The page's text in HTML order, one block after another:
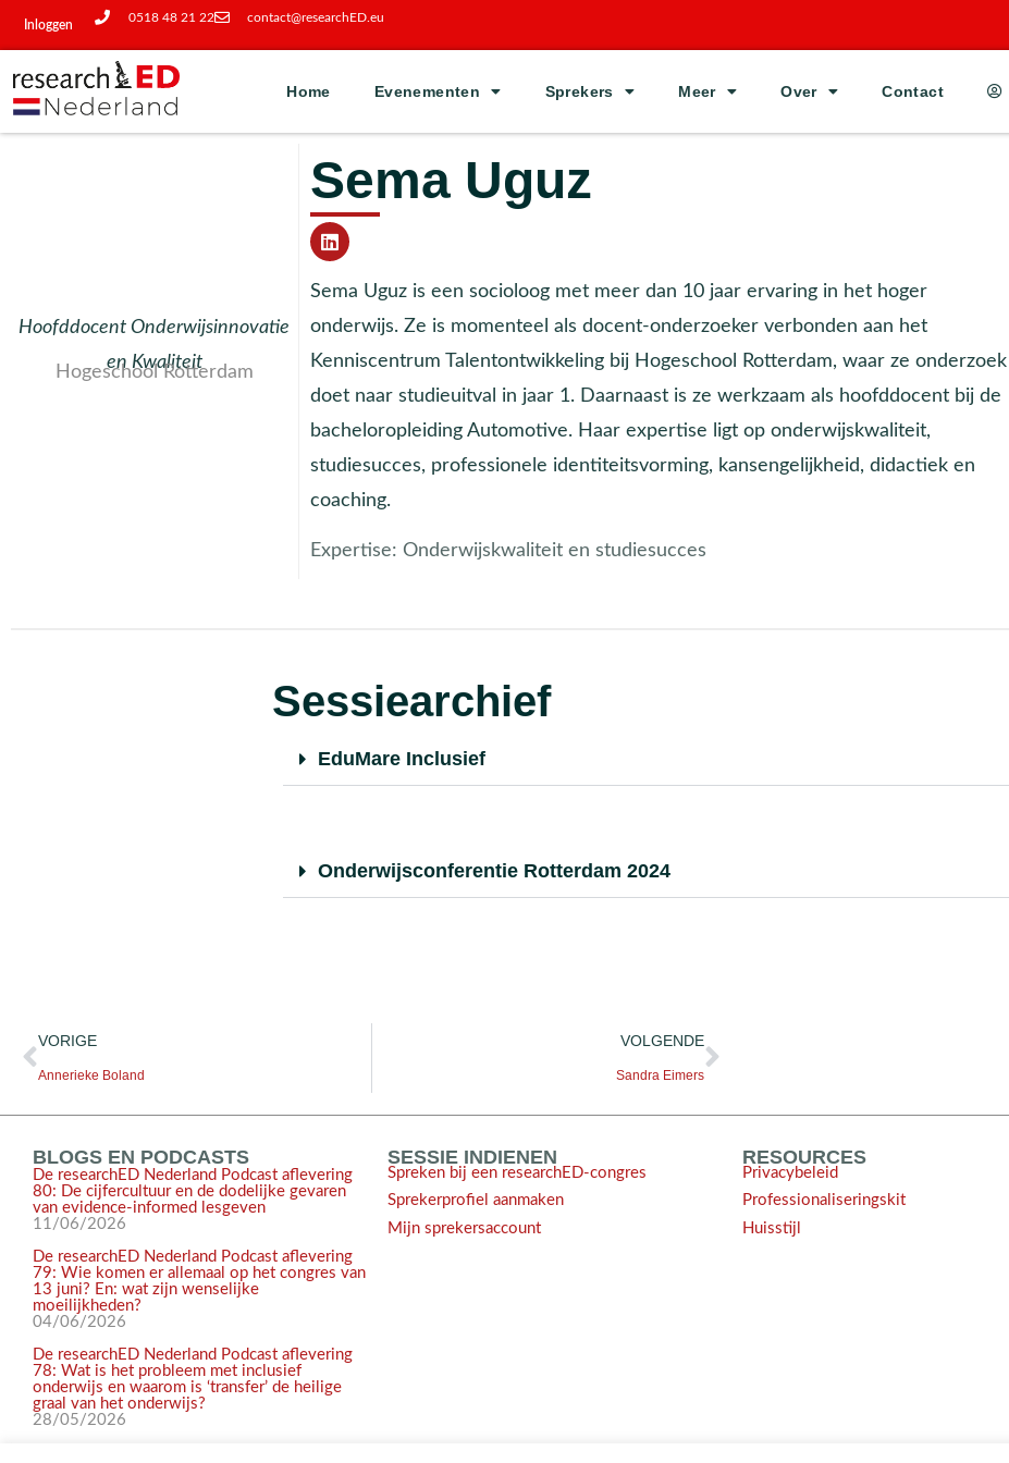
Inloggen
0518 48 21 22 contact@researchED.eu
Home Evenementen Sprekers Meer Over Contact
Hoofddocent Onderwijsinnovatie
en Kwaliteit
Hogeschool Rotterdam
Sema Uguz
Sema Uguz is een socioloog met meer dan 10 jaar ervaring in het hoger
onderwijs. Ze is momenteel als docent-onderzoeker verbonden aan het
Kenniscentrum Talentontwikkeling bij Hogeschool Rotterdam, waar ze onderzoek
doet naar studieuitval in jaar 1. Daarnaast is ze werkzaam als hoofddocent bij de
bacheloropleiding Automotive. Haar expertise ligt op onderwijskwaliteit,
studiesucces, professionele identiteitsvorming, kansengelijkheid, didactiek en
coaching.
Expertise: Onderwijskwaliteit en studiesucces
Sessiearchief
EduMare Inclusief
Onderwijsconferentie Rotterdam 2024
VORIGE
Annerieke Boland
VOLGENDE
Sandra Eimers
BLOGS EN PODCASTS
De researchED Nederland Podcast aflevering
80: De cijfercultuur en de dodelijke gevaren
van evidence-informed lesgeven
11/06/2026
De researchED Nederland Podcast aflevering
79: Wie komen er allemaal op het congres van
13 juni? En: wat zijn wenselijke
moeilijkheden?
04/06/2026
De researchED Nederland Podcast aflevering
78: Wat is het probleem met inclusief
onderwijs en waarom is ‘transfer’ de heilige
graal van het onderwijs?
28/05/2026
SESSIE INDIENEN
Spreken bij een researchED-congres
Sprekerprofiel aanmaken
Mijn sprekersaccount
RESOURCES
Privacybeleid
Professionaliseringskit
Huisstijl